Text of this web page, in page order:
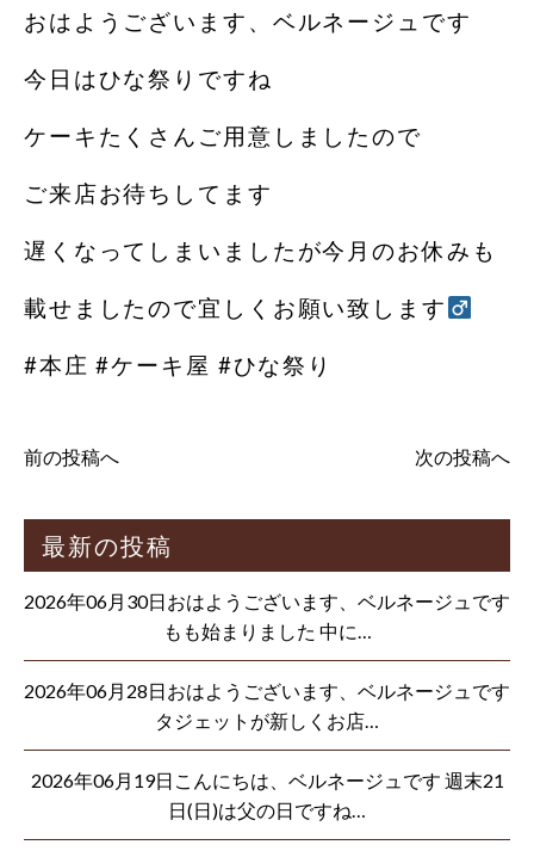
おはようございます、ベルネージュです
今日はひな祭りですね
ケーキたくさんご用意しましたので
ご来店お待ちしてます
遅くなってしまいましたが今月のお休みも
載せましたので宜しくお願い致します‍
#本庄 #ケーキ屋 #ひな祭り
前の投稿へ 次の投稿へ
最新の投稿
2026年06月30日おはようございます、ベルネージュです
もも始まりました 中に…
2026年06月28日おはようございます、ベルネージュです
タジェットが新しくお店…
2026年06月19日こんにちは、ベルネージュです 週末21
日(日)は父の日ですね…